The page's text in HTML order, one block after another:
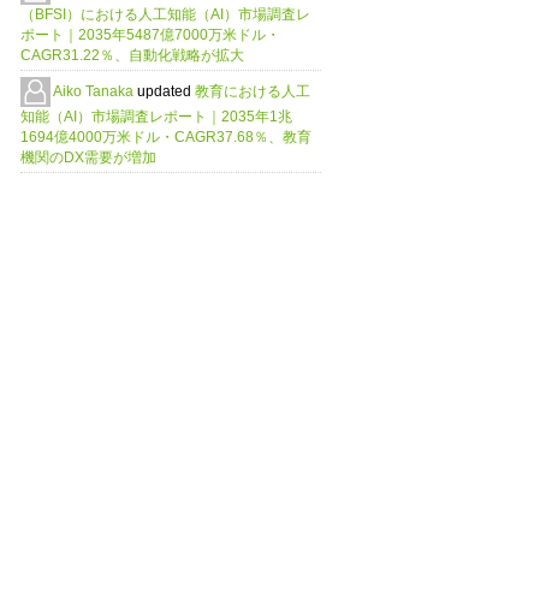
（BFSI）における人工知能（AI）市場調査レ
ポート｜2035年5487億7000万米ドル・
CAGR31.22％、自動化戦略が拡大
Aiko Tanaka updated 教育における人工
知能（AI）市場調査レポート｜2035年1兆
1694億4000万米ドル・CAGR37.68％、教育
機関のDX需要が増加